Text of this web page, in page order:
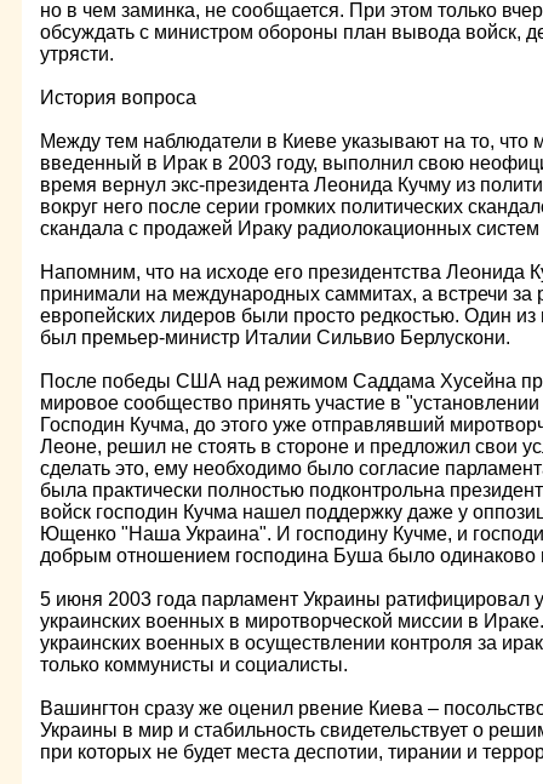
но в чем заминка, не сообщается. При этом только
обсуждать с министром обороны план вывода войск,
утрясти.
История вопроса
Между тем наблюдатели в Киеве указывают на то, что
введенный в Ирак в 2003 году, выполнил свою
время вернул экс-президента Леонида Кучму из
вокруг него после серии громких политических
скандала с продажей Ираку радиолокационных систем
Напомним, что на исходе его президентства Леонида
принимали на международных саммитах, а встречи
европейских лидеров были просто редкостью. Один из
был премьер-министр Италии Сильвио Берлускони.
После победы США над режимом Саддама Хусейна
мировое сообщество принять участие в
Господин Кучма, до этого уже отправлявший
Леоне, решил не стоять в стороне и предложил свои
сделать это, ему необходимо было согласие
была практически полностью подконтрольна
войск господин Кучма нашел поддержку даже у
Ющенко "Наша Украина". И господину Кучме, и
добрым отношением господина Буша было одинаково
5 июня 2003 года парламент Украины ратифицировал
украинских военных в миротворческой миссии в
украинских военных в осуществлении контроля за
только коммунисты и социалисты.
Вашингтон сразу же оценил рвение Киева –
Украины в мир и стабильность свидетельствует о
при которых не будет места деспотии, тирании и